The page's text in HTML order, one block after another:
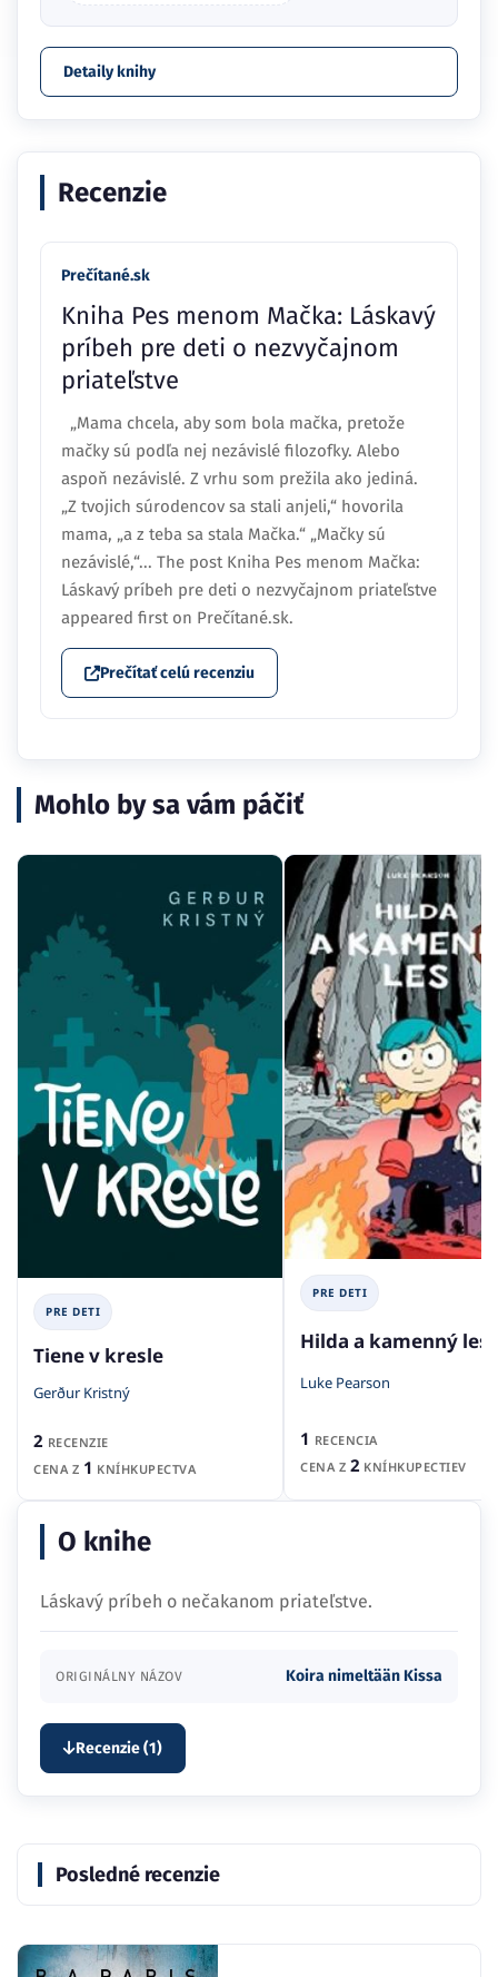
Detaily knihy
Recenzie
Prečítané.sk
Kniha Pes menom Mačka: Láskavý
príbeh pre deti o nezvyčajnom
priateľstve
„Mama chcela, aby som bola mačka, pretože
mačky sú podľa nej nezávislé filozofky. Alebo
aspoň nezávislé. Z vrhu som prežila ako jediná.
„Z tvojich súrodencov sa stali anjeli,“ hovorila
mama, „a z teba sa stala Mačka.“ „Mačky sú
nezávislé,“... The post Kniha Pes menom Mačka:
Láskavý príbeh pre deti o nezvyčajnom priateľstve
appeared first on Prečítané.sk.
Prečítať celú recenziu
Mohlo by sa vám páčiť
PRE DETI
Tiene v kresle
Gerður Kristný
2 RECENZIE
CENA Z 1 KNÍHKUPECTVA
PRE DETI
Hilda a kamenný les
Luke Pearson
1 RECENCIA
CENA Z 2 KNÍHKUPECTIEV
O knihe
Láskavý príbeh o nečakanom priateľstve.
ORIGINÁLNY NÁZOV Koira nimeltään Kissa
Recenzie (1)
Posledné recenzie